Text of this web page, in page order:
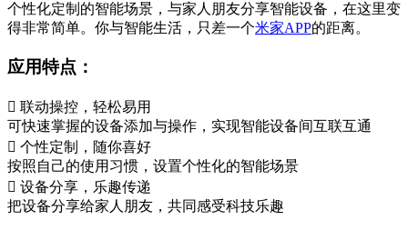
个性化定制的智能场景，与家人朋友分享智能设备，在这里变
得非常简单。你与智能生活，只差一个米家APP的距离。
应用特点：
 联动操控，轻松易用
可快速掌握的设备添加与操作，实现智能设备间互联互通
 个性定制，随你喜好
按照自己的使用习惯，设置个性化的智能场景
 设备分享，乐趣传递
把设备分享给家人朋友，共同感受科技乐趣